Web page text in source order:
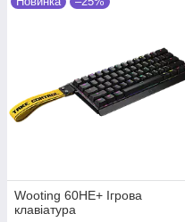
Wooting 60HE+ Ігрова
клавіатура